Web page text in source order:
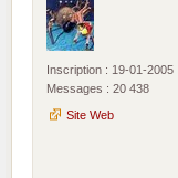
Inscription : 19-01-2005
Messages : 20 438
Site Web